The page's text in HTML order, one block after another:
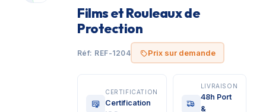
Films et Rouleaux de
Protection
Réf: REF-1204 Prix sur demande
CERTIFICATION
Certification
LIVRAISON
48h Port
&